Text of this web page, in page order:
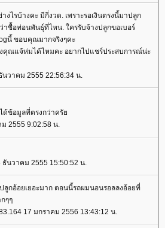
งไรบ้างคะ มีกี่งวด. เพราะรอเงินตรงนี้มาปลูก
าซื้อท่อนพันธุ์ที่ไหน. ใครรับจ้างปลูกขอเบอร์
นี้ ขอบคุณมากจริงๆคะ
ณแจ้ห่มได้ไหมคะ อยากไปแชร์ประสบการณ์น่ะ
วาคม 2555 22:56:34 น.
ได้ข้อมูลที่ตรงกว่าครั
2555 9:02:58 น.
นวาคม 2555 15:50:52 น.
กอ้อยเยอะมาก ตอนนี้รถผมนอนรอลลงอ้อยที่
ๆๆ
17 มกราคม 2556 13:43:12 น.